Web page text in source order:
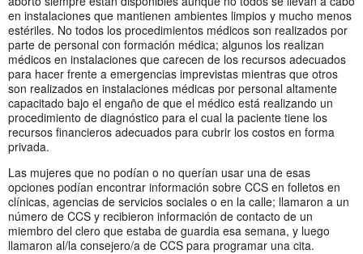
en instalaciones que mantienen ambientes limpios y mucho menos
estériles. No todos los procedimientos médicos son realizados por
parte de personal con formación médica; algunos los realizan
médicos en instalaciones que carecen de los recursos adecuados
para hacer frente a emergencias imprevistas mientras que otros
son realizados en instalaciones médicas por personal altamente
capacitado bajo el engaño de que el médico está realizando un
procedimiento de diagnóstico para el cual la paciente tiene los
recursos financieros adecuados para cubrir los costos en forma
privada.
Las mujeres que no podían o no querían usar una de esas
opciones podían encontrar información sobre CCS en folletos en
clínicas, agencias de servicios sociales o en la calle; llamaron a un
número de CCS y recibieron información de contacto de un
miembro del clero que estaba de guardia esa semana, y luego
llamaron al/la consejero/a de CCS para programar una cita.